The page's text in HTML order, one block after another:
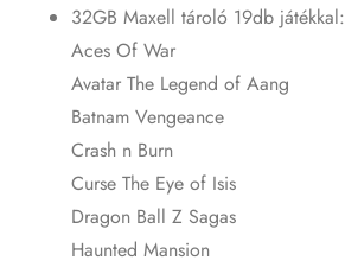
32GB Maxell tároló 19db játékkal:
Aces Of War
Avatar The Legend of Aang
Batnam Vengeance
Crash n Burn
Curse The Eye of Isis
Dragon Ball Z Sagas
Haunted Mansion